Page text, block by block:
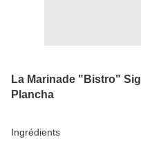
La Marinade "Bistro"
Plancha
​Ingrédients